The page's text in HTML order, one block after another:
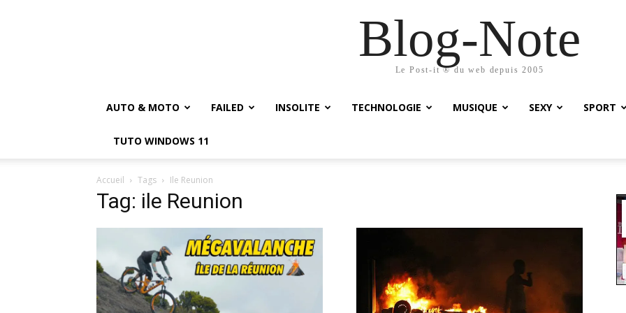
Blog-Note
Le Post-it ® du web depuis 2005
AUTO & MOTO FAILED INSOLITE TECHNOLOGIE MUSIQUE SEXY SPORT
TUTO WINDOWS 11
Accueil Tags Ile Reunion
Tag: ile Reunion